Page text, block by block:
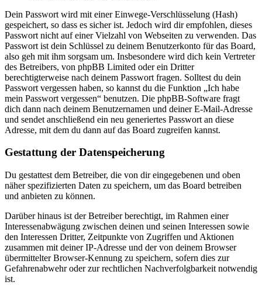
Dein Passwort wird mit einer Einwege-Verschlüsselung (Hash)
gespeichert, so dass es sicher ist. Jedoch wird dir empfohlen, dieses
Passwort nicht auf einer Vielzahl von Webseiten zu verwenden. Das
Passwort ist dein Schlüssel zu deinem Benutzerkonto für das Board,
also geh mit ihm sorgsam um. Insbesondere wird dich kein Vertreter
des Betreibers, von phpBB Limited oder ein Dritter
berechtigterweise nach deinem Passwort fragen. Solltest du dein
Passwort vergessen haben, so kannst du die Funktion „Ich habe
mein Passwort vergessen“ benutzen. Die phpBB-Software fragt
dich dann nach deinem Benutzernamen und deiner E-Mail-Adresse
und sendet anschließend ein neu generiertes Passwort an diese
Adresse, mit dem du dann auf das Board zugreifen kannst.
Gestattung der Datenspeicherung
Du gestattest dem Betreiber, die von dir eingegebenen und oben
näher spezifizierten Daten zu speichern, um das Board betreiben
und anbieten zu können.
Darüber hinaus ist der Betreiber berechtigt, im Rahmen einer
Interessenabwägung zwischen deinen und seinen Interessen sowie
den Interessen Dritter, Zeitpunkte von Zugriffen und Aktionen
zusammen mit deiner IP-Adresse und der von deinem Browser
übermittelter Browser-Kennung zu speichern, sofern dies zur
Gefahrenabwehr oder zur rechtlichen Nachverfolgbarkeit notwendig
ist.